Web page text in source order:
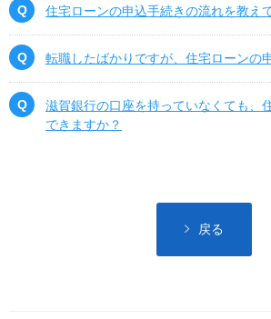
住宅ローンの申込手続きの流れを教え
転職したばかりですが、住宅ローンの
滋賀銀行の口座を持っていなくても、
できますか？
戻る